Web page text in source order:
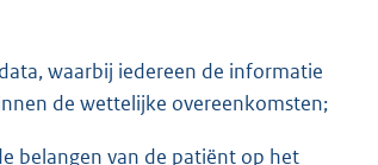
waarbij iedereen de informatie
de wettelijke overeenkomsten;
belangen van de patiënt op het